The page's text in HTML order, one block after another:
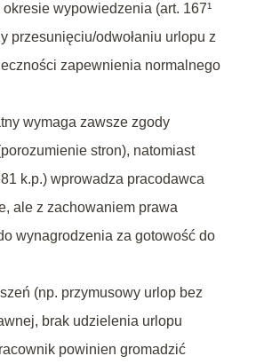
okresie wypowiedzenia (art. 167¹
przesunięciu/odwołaniu urlopu z
zapewnienia normalnego
wymaga zawsze zgody
stron), natomiast
k.p.) wprowadza pracodawca
ale z zachowaniem prawa
wynagrodzenia za gotowość do
(np. przymusowy urlop bez
brak udzielenia urlopu
powinien gromadzić